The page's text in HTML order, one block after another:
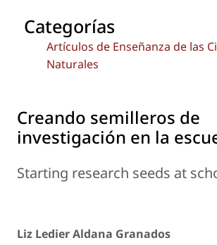
Categorías
Artículos de Enseñanza de las
Naturales
Creando semilleros de
investigación en la
Starting research seeds at
Liz Ledier Aldana Granados